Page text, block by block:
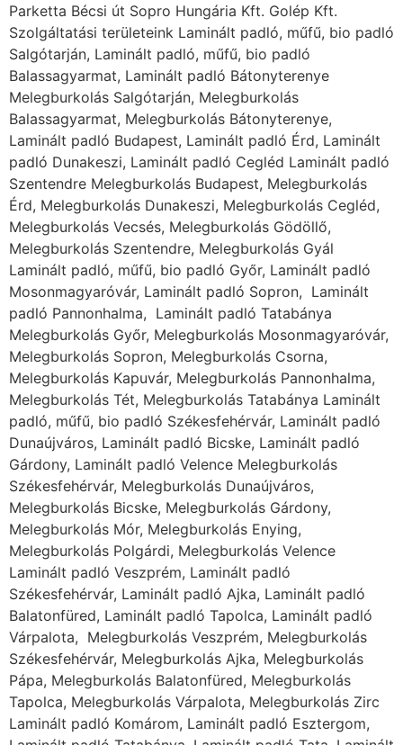
Parketta Bécsi út Sopro Hungária Kft. Golép Kft.
Szolgáltatási területeink Laminált padló, műfű, bio padló
Salgótarján, Laminált padló, műfű, bio padló
Balassagyarmat, Laminált padló Bátonyterenye
Melegburkolás Salgótarján, Melegburkolás
Balassagyarmat, Melegburkolás Bátonyterenye,
Laminált padló Budapest, Laminált padló Érd, Laminált
padló Dunakeszi, Laminált padló Cegléd Laminált padló
Szentendre Melegburkolás Budapest, Melegburkolás
Érd, Melegburkolás Dunakeszi, Melegburkolás Cegléd,
Melegburkolás Vecsés, Melegburkolás Gödöllő,
Melegburkolás Szentendre, Melegburkolás Gyál
Laminált padló, műfű, bio padló Győr, Laminált padló
Mosonmagyaróvár, Laminált padló Sopron, Laminált
padló Pannonhalma, Laminált padló Tatabánya
Melegburkolás Győr, Melegburkolás Mosonmagyaróvár,
Melegburkolás Sopron, Melegburkolás Csorna,
Melegburkolás Kapuvár, Melegburkolás Pannonhalma,
Melegburkolás Tét, Melegburkolás Tatabánya Laminált
padló, műfű, bio padló Székesfehérvár, Laminált padló
Dunaújváros, Laminált padló Bicske, Laminált padló
Gárdony, Laminált padló Velence Melegburkolás
Székesfehérvár, Melegburkolás Dunaújváros,
Melegburkolás Bicske, Melegburkolás Gárdony,
Melegburkolás Mór, Melegburkolás Enying,
Melegburkolás Polgárdi, Melegburkolás Velence
Laminált padló Veszprém, Laminált padló
Székesfehérvár, Laminált padló Ajka, Laminált padló
Balatonfüred, Laminált padló Tapolca, Laminált padló
Várpalota, Melegburkolás Veszprém, Melegburkolás
Székesfehérvár, Melegburkolás Ajka, Melegburkolás
Pápa, Melegburkolás Balatonfüred, Melegburkolás
Tapolca, Melegburkolás Várpalota, Melegburkolás Zirc
Laminált padló Komárom, Laminált padló Esztergom,